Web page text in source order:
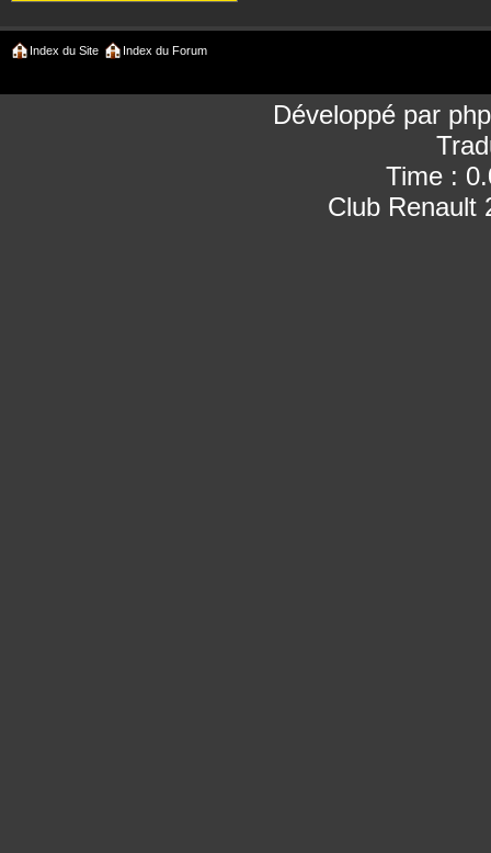
Index du Site Index du Forum
Développé par
Time :
Club Renault